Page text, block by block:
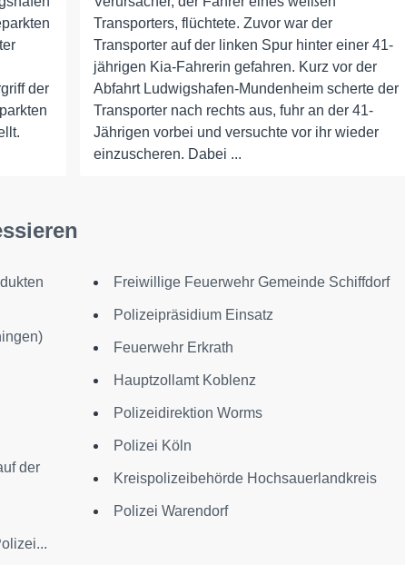
der
Transporters, flüchtete. Zuvor war der
Transporter auf der linken Spur hinter einer 41-
jährigen Kia-Fahrerin gefahren. Kurz vor der
Abfahrt Ludwigshafen-Mundenheim scherte der
Transporter nach rechts aus, fuhr an der 41-
Jährigen vorbei und versuchte vor ihr wieder
einzuscheren. Dabei ...
der
Freiwillige Feuerwehr Gemeinde Schiffdorf
Polizeipräsidium Einsatz
Feuerwehr Erkrath
Hauptzollamt Koblenz
Polizeidirektion Worms
Polizei Köln
Kreispolizeibehörde Hochsauerlandkreis
Polizei Warendorf